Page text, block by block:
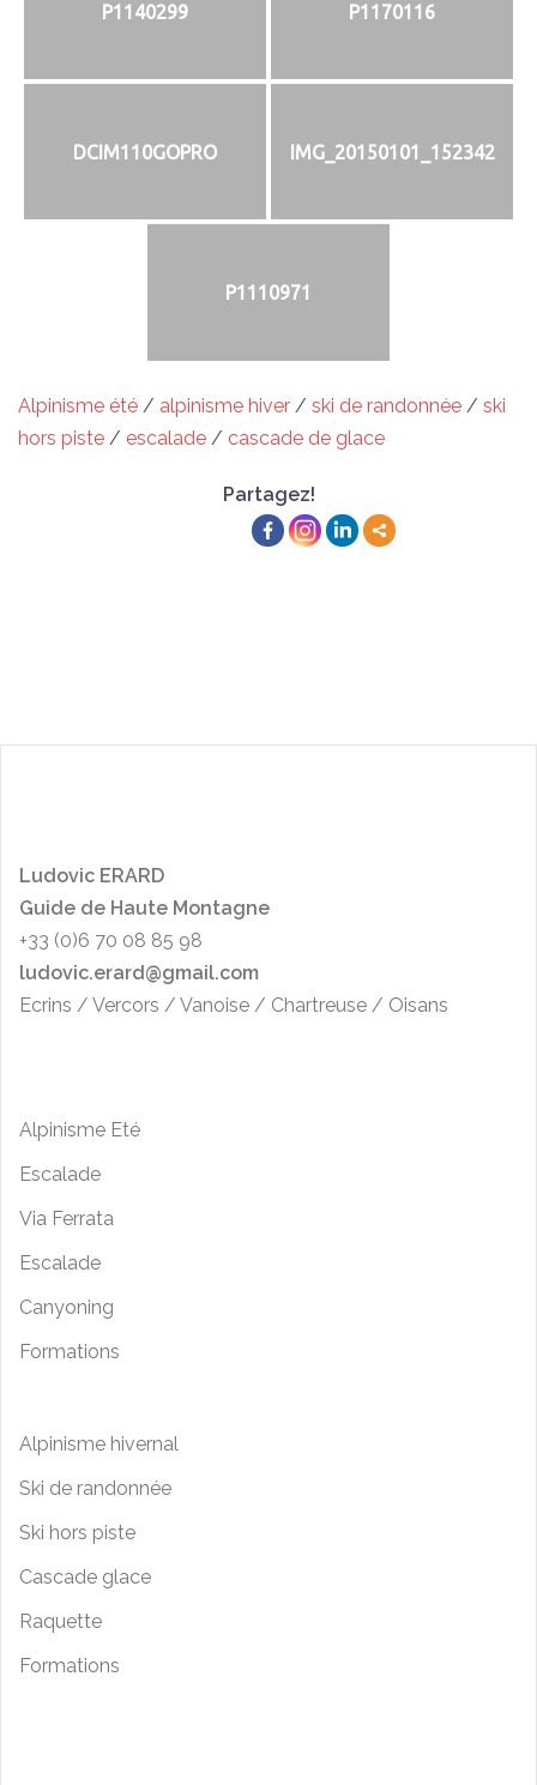
P1140299 P1170116
DCIM110GOPRO IMG_20150101_152342
P1110971
Alpinisme été / alpinisme hiver / ski de randonnée / ski
hors piste / escalade / cascade de glace
Partagez!
Ludovic ERARD
Guide de Haute Montagne
+33 (0)6 70 08 85 98
ludovic.erard@gmail.com
Ecrins / Vercors / Vanoise / Chartreuse / Oisans
Alpinisme Eté
Escalade
Via Ferrata
Escalade
Canyoning
Formations
Alpinisme hivernal
Ski de randonnée
Ski hors piste
Cascade glace
Raquette
Formations